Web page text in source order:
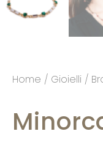
Home / Gioielli /